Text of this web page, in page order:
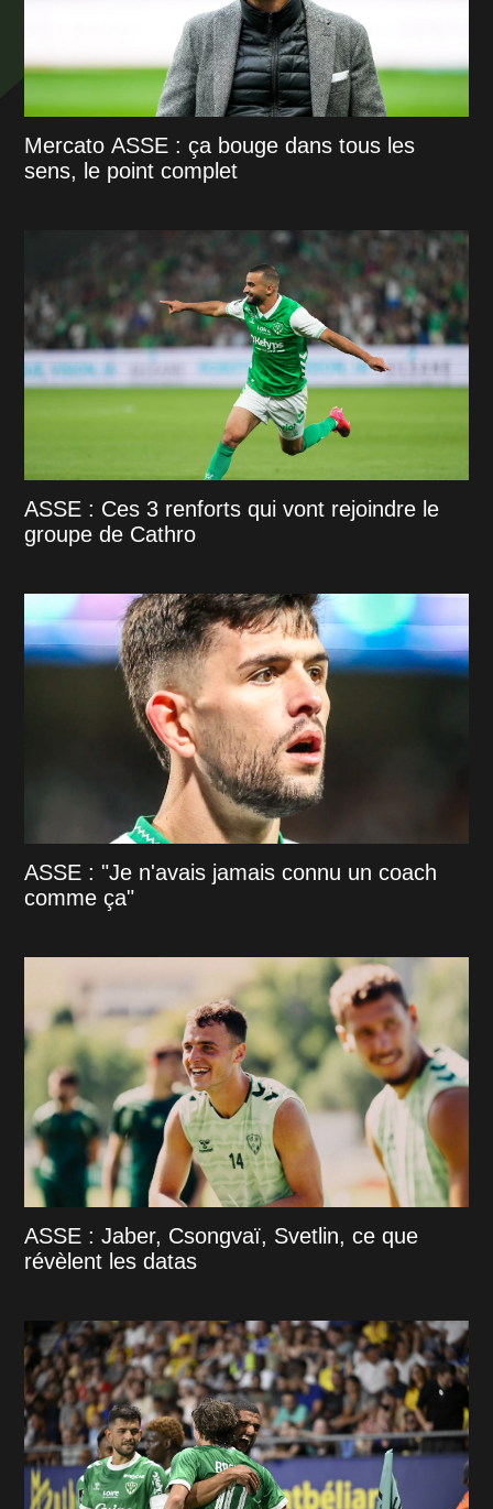
Mercato ASSE : ça bouge dans tous les
sens, le point complet
ASSE : Ces 3 renforts qui vont rejoindre le
groupe de Cathro
ASSE : "Je n'avais jamais connu un coach
comme ça"
ASSE : Jaber, Csongvaï, Svetlin, ce que
révèlent les datas